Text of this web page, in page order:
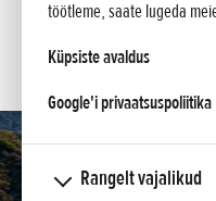
töötleme, saate lugeda
Küpsiste avaldus
Google'i privaatsuspoliitika
Rangelt vajalikud
SOOVIN
KONTAKT